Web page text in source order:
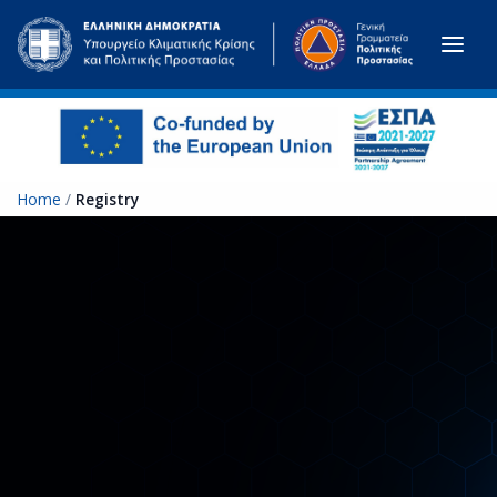
Skip to main content
Home / Registry